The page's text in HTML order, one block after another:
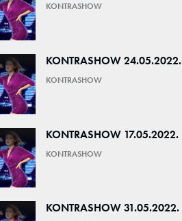
KONTRASHOW
KONTRASHOW 24.05.2022.
KONTRASHOW
KONTRASHOW 17.05.2022.
KONTRASHOW
KONTRASHOW 31.05.2022.